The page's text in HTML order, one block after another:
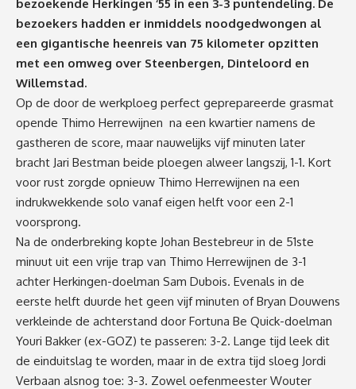
bezoekende Herkingen ‘55 in een 3-3 puntendeling. De
bezoekers hadden er inmiddels noodgedwongen al
een gigantische heenreis van 75 kilometer opzitten
met een omweg over Steenbergen, Dinteloord en
Willemstad.
Op de door de werkploeg perfect geprepareerde grasmat
opende Thimo Herrewijnen na een kwartier namens de
gastheren de score, maar nauwelijks vijf minuten later
bracht Jari Bestman beide ploegen alweer langszij, 1-1. Kort
voor rust zorgde opnieuw Thimo Herrewijnen na een
indrukwekkende solo vanaf eigen helft voor een 2-1
voorsprong.
Na de onderbreking kopte Johan Bestebreur in de 51ste
minuut uit een vrije trap van Thimo Herrewijnen de 3-1
achter Herkingen-doelman Sam Dubois. Evenals in de
eerste helft duurde het geen vijf minuten of Bryan Douwens
verkleinde de achterstand door Fortuna Be Quick-doelman
Youri Bakker (ex-GOZ) te passeren: 3-2. Lange tijd leek dit
de einduitslag te worden, maar in de extra tijd sloeg Jordi
Verbaan alsnog toe: 3-3. Zowel oefenmeester Wouter